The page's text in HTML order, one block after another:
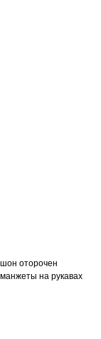
оторочен
на рукавах